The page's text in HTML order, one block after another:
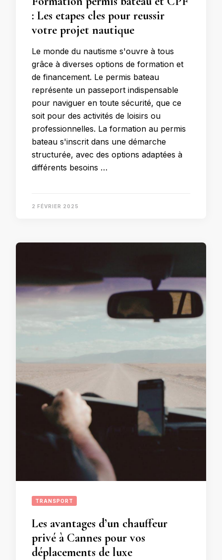
: Les etapes cles pour reussir
votre projet nautique
Le monde du nautisme s'ouvre à tous
grâce à diverses options de formation et
de financement. Le permis bateau
représente un passeport indispensable
pour naviguer en toute sécurité, que ce
soit pour des activités de loisirs ou
professionnelles. La formation au permis
bateau s'inscrit dans une démarche
structurée, avec des options adaptées à
différents besoins …
2 FÉVRIER 2025
TRANSPORT
Les avantages d’un chauffeur
privé à Cannes pour vos
déplacements de luxe